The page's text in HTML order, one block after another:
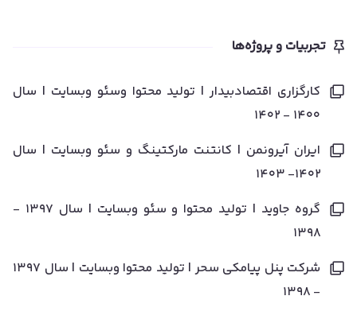
تجربیات و پروژه‌ها
کارگزاری اقتصادبیدار | تولید محتوا وسئو وبسایت | سال
۱۴۰۰ - ۱۴۰۲
ایران آیرونمن | کانتنت مارکتینگ و سئو وبسایت | سال
۱۴۰۲- ۱۴۰۳
گروه جاوید | تولید محتوا و سئو وبسایت | سال ۱۳۹۷ -
۱۳۹۸
شرکت پنل پیامکی سحر | تولید محتوا وبسایت | سال ۱۳۹۷
- ۱۳۹۸